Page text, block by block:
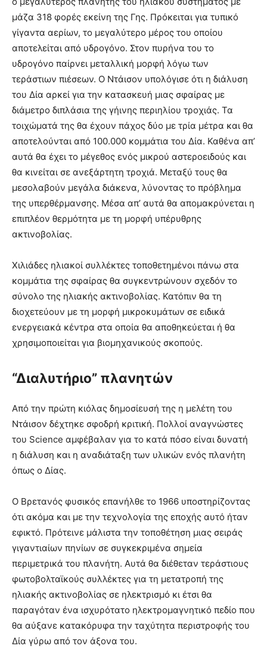
μάζα 318 φορές εκείνη της Γης. Πρόκειται για τυπικό
γίγαντα αερίων, το μεγαλύτερο μέρος του οποίου
αποτελείται από υδρογόνο. Στον πυρήνα του το
υδρογόνο παίρνει μεταλλική μορφή λόγω των
τεράστιων πιέσεων. Ο Ντάισον υπολόγισε ότι η διάλυση
του Δία αρκεί για την κατασκευή μιας σφαίρας με
διάμετρο διπλάσια της γήινης περιηλίου τροχιάς. Τα
τοιχώματά της θα έχουν πάχος δύο με τρία μέτρα και θα
αποτελούνται από 100.000 κομμάτια του Δία. Καθένα απ’
αυτά θα έχει το μέγεθος ενός μικρού αστεροειδούς και
θα κινείται σε ανεξάρτητη τροχιά. Μεταξύ τους θα
μεσολαβούν μεγάλα διάκενα, λύνοντας το πρόβλημα
της υπερθέρμανσης. Μέσα απ’ αυτά θα απομακρύνεται η
επιπλέον θερμότητα με τη μορφή υπέρυθρης
ακτινοβολίας.
Χιλιάδες ηλιακοί συλλέκτες τοποθετημένοι πάνω στα
κομμάτια της σφαίρας θα συγκεντρώνουν σχεδόν το
σύνολο της ηλιακής ακτινοβολίας. Κατόπιν θα τη
διοχετεύουν με τη μορφή μικροκυμάτων σε ειδικά
ενεργειακά κέντρα στα οποία θα αποθηκεύεται ή θα
χρησιμοποιείται για βιομηχανικούς σκοπούς.
“Διαλυτήριο” πλανητών
Από την πρώτη κιόλας δημοσίευσή της η μελέτη του
Ντάισον δέχτηκε σφοδρή κριτική. Πολλοί αναγνώστες
του Science αμφέβαλαν για το κατά πόσο είναι δυνατή
η διάλυση και η αναδιάταξη των υλικών ενός πλανήτη
όπως ο Δίας.
Ο Βρετανός φυσικός επανήλθε το 1966 υποστηρίζοντας
ότι ακόμα και με την τεχνολογία της εποχής αυτό ήταν
εφικτό. Πρότεινε μάλιστα την τοποθέτηση μιας σειράς
γιγαντιαίων πηνίων σε συγκεκριμένα σημεία
περιμετρικά του πλανήτη. Αυτά θα διέθεταν τεράστιους
φωτοβολταϊκούς συλλέκτες για τη μετατροπή της
ηλιακής ακτινοβολίας σε ηλεκτρισμό κι έτσι θα
παραγόταν ένα ισχυρότατο ηλεκτρομαγνητικό πεδίο που
θα αύξανε κατακόρυφα την ταχύτητα περιστροφής του
Δία γύρω από τον άξονα του.